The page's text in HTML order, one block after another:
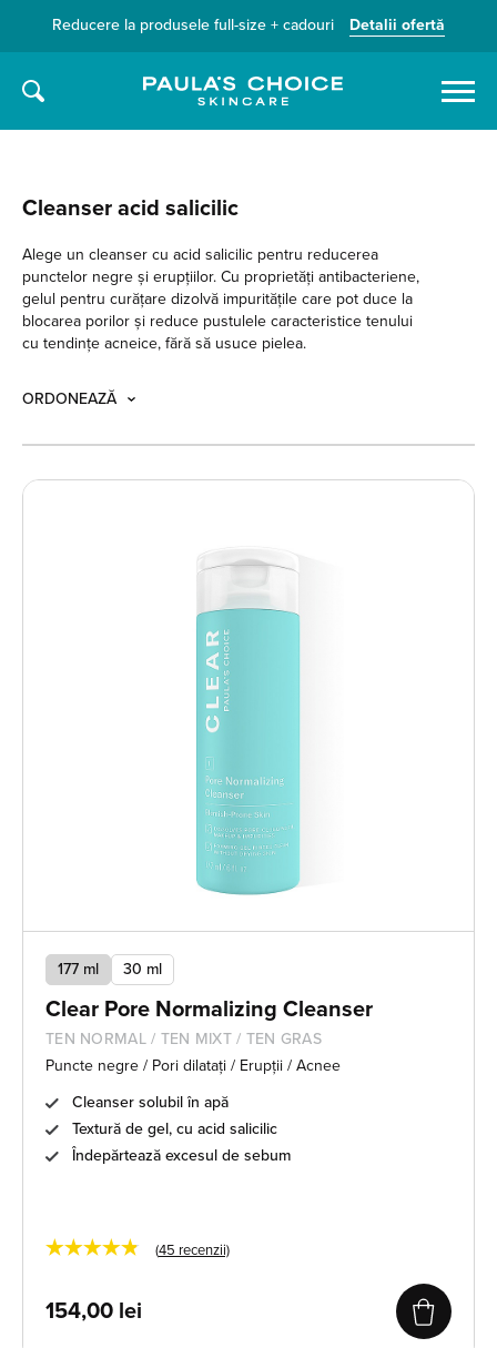
Reducere la produsele full-size + cadouri Detalii ofertă
Caută
Cleanser acid salicilic
Alege un cleanser cu acid salicilic pentru reducerea
punctelor negre și erupțiilor. Cu proprietăți antibacteriene,
gelul pentru curățare dizolvă impuritățile care pot duce la
blocarea porilor și reduce pustulele caracteristice tenului
cu tendințe acneice, fără să usuce pielea.
ORDONEAZĂ
177 ml 30 ml
Clear Pore Normalizing Cleanser
TEN NORMAL / TEN MIXT / TEN GRAS
Puncte negre / Pori dilatați / Erupții / Acnee
Cleanser solubil în apă
Textură de gel, cu acid salicilic
Îndepărtează excesul de sebum
★★★★★ (45 recenzii)
154,00 lei